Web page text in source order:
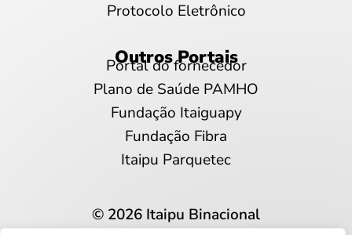
Protocolo Eletrônico
Outros Portais
Portal do fornecedor
Plano de Saúde PAMHO
Fundação Itaiguapy
Fundação Fibra
Itaipu Parquetec
© 2026 Itaipu Binacional